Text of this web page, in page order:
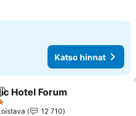
Katso hinnat
suosikkeihin
Hotel Forum
12 710